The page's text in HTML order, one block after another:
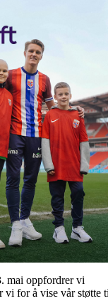
mai oppfordrer vi
vi for å vise vår støtte